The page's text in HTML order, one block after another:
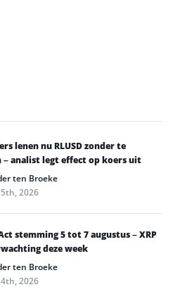
lenen nu RLUSD zonder te
– analist legt effect op koers uit
ten Broeke
2026
stemming 5 tot 7 augustus – XRP
deze week
ten Broeke
2026